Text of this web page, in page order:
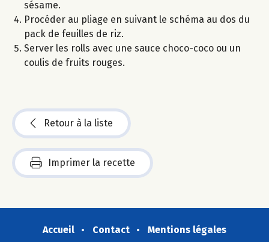
sésame.
Procéder au pliage en suivant le schéma au dos du
pack de feuilles de riz.
Server les rolls avec une sauce choco-coco ou un
coulis de fruits rouges.
Retour à la liste
Imprimer la recette
Accueil Contact
Mentions légales